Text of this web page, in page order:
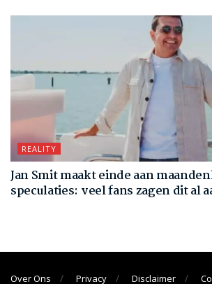
REALITY
Jan Smit maakt einde aan
speculaties: veel fans zagen dit al
Over Ons Privacy Disclaimer